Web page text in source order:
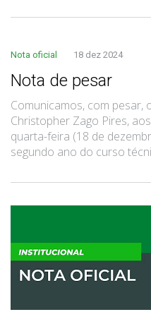
Nota oficial 18 dez 2024
Nota de pesar
Comunicamos, com
Christopher Zago Pires,
quarta-feira (18 de
segundo ano do curso